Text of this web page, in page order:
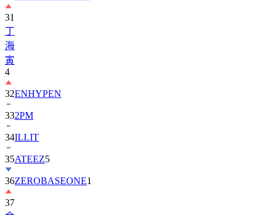
丁
海
寅
4
32
332PM
34ILLIT
35ATEEZ
36ZEROBASEONE
37
金
智